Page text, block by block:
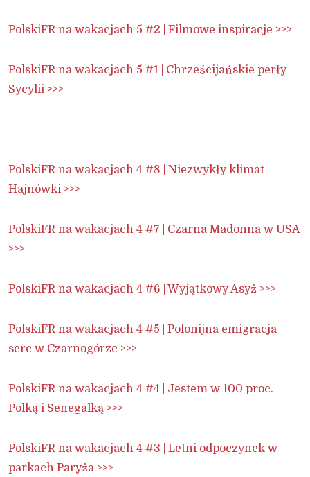
PolskiFR na wakacjach 5 #2 | Filmowe inspiracje >>>
PolskiFR na wakacjach 5 #1 | Chrześcijańskie perły
Sycylii >>>
PolskiFR na wakacjach 4 #8 | Niezwykły klimat
Hajnówki >>>
PolskiFR na wakacjach 4 #7 | Czarna Madonna w USA
>>>
PolskiFR na wakacjach 4 #6 | Wyjątkowy Asyż >>>
PolskiFR na wakacjach 4 #5 | Polonijna emigracja
serc w Czarnogórze >>>
PolskiFR na wakacjach 4 #4 | Jestem w 100 proc.
Polką i Senegalką >>>
PolskiFR na wakacjach 4 #3 | Letni odpoczynek w
parkach Paryża >>>